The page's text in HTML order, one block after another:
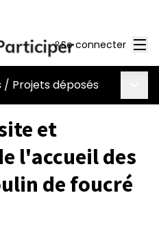
Se connecter
/ Projets déposés
et
l'accueil des
de foucré